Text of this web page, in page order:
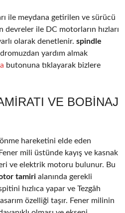
ile meydana getirilen ve sürücü
devreler ile DC motorların hızları
olarak denetlenir. spindle
yardım almak
butonuna tıklayarak bizlere
VE BOBINAJ
hareketini elde eden
mili üstünde kayış ve kasnak
ve elektrik motoru bulunur. Bu
tamiri alanında gerekli
hızlıca yapar ve Tezgâh
özelliği taşır. Fener milinin